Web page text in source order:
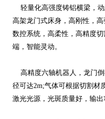
轻量化高强度铸铝横梁，
高架龙门式床身，高刚性，
数控系统，高柔性，高精度
端，智能灵动。
高精度六轴机器人，龙门倒
径可达2m;气体可根据切割材
激光光源，光斑质量好，输出